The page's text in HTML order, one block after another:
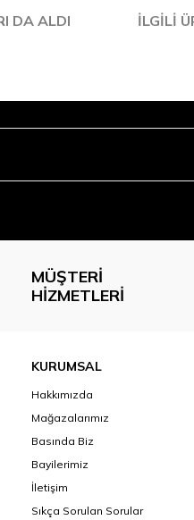
DA ALDI İLGILI
MÜŞTERI
HIZMETLERI
KURUMSAL
Hakkımızda
Mağazalarımız
Basında Biz
Bayilerimiz
İletişim
Sıkça Sorulan Sorular